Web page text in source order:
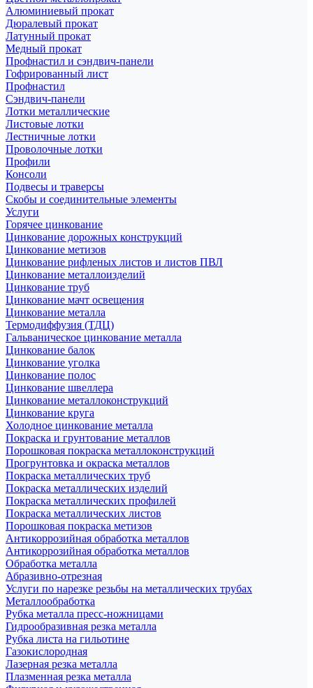
Алюминиевый прокат
Дюралевый прокат
Латунный прокат
Медный прокат
Профнастил и сэндвич-панели
Гофрированный лист
Профнастил
Сэндвич-панели
Лотки металлические
Листовые лотки
Лестничные лотки
Проволочные лотки
Профили
Консоли
Подвесы и траверсы
Скобы и соединительные элементы
Услуги
Горячее цинкование
Цинкование дорожных конструкций
Цинкование метизов
Цинкование рифленых листов и листов ПВЛ
Цинкование металлоизделий
Цинкование труб
Цинкование мачт освещения
Цинкование металла
Термодиффузия (ТДЦ)
Гальваническое цинкование металла
Цинкование балок
Цинкование уголка
Цинкование полос
Цинкование швеллера
Цинкование металлоконструкций
Цинкование круга
Холодное цинкование металла
Покраска и грунтование металлов
Порошковая покраска металлоконструкций
Прогрунтовка и окраска металлов
Покраска металлических труб
Покраска металлических изделий
Покраска металлических профилей
Покраска металлических листов
Порошковая покраска метизов
Антикоррозийная обработка металлов
Антикоррозийная обработка металлов
Обработка металла
Абразивно-отрезная
Услуги по нарезке резьбы на металлических трубах
Металлообработка
Рубка металла пресс-ножницами
Гидрообразивная резка металла
Рубка листа на гильотине
Газокислородная
Лазерная резка металла
Плазменная резка металла